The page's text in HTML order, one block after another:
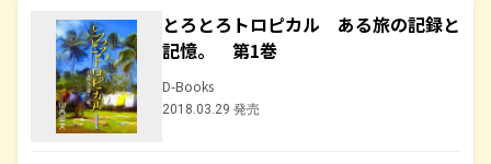
とろとろトロピカル ある旅の記録と
記憶。 第1巻
D-Books
2018.03.29 発売